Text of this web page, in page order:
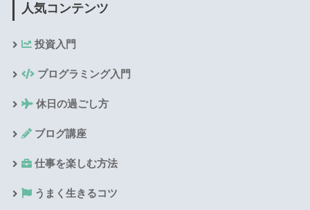
人気コンテンツ
投資入門
プログラミング入門
休日の過ごし方
ブログ講座
仕事を楽しむ方法
うまく生きるコツ